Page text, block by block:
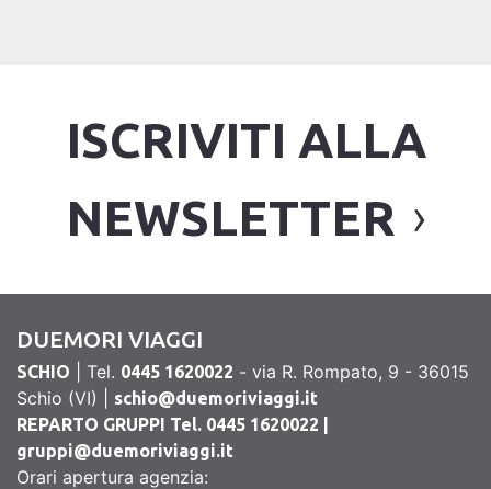
ISCRIVITI ALLA
NEWSLETTER
DUEMORI VIAGGI
SCHIO | Tel. 0445 1620022 - via R. Rompato, 9 - 36015
Schio (VI) |
schio@duemoriviaggi.it
REPARTO GRUPPI Tel. 0445 1620022 |
gruppi@duemoriviaggi.it
Orari apertura agenzia: